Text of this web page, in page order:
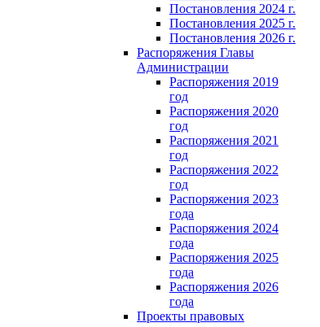
Постановления 2024 г.
Постановления 2025 г.
Постановления 2026 г.
Распоряжения Главы
Администрации
Распоряжения 2019
год
Распоряжения 2020
год
Распоряжения 2021
год
Распоряжения 2022
год
Распоряжения 2023
года
Распоряжения 2024
года
Распоряжения 2025
года
Распоряжения 2026
года
Проекты правовых